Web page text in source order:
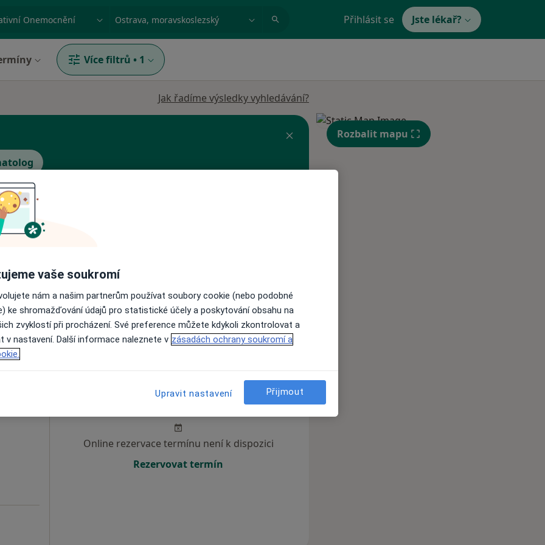
nemoc nebo příjmení Přihlásit se Jste lékař?
Více filtrů • 1
Jak řadíme výsledky vyhledávání?
600 kč
Online rezervace termínu není k dispozici
Rezervovat termín
Zítra
7 Srpen
So
10 Srpen
Online rezervace termínu není k dispozici
Rezervovat termín
Rozbalit mapu
vaše soukromí
nám a našim partnerům používat soubory cookie (nebo podobné
ke shromažďování údajů pro statistické účely a poskytování obsahu na
zvyklostí při procházení. Své preference můžete kdykoli zkontrolovat a
v nastavení. Další informace naleznete v zásadách ochrany soukromí a
Upravit nastavení Přijmout